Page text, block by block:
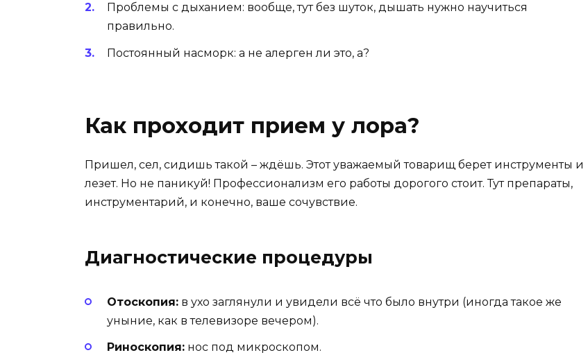
Проблемы с дыханием: вообще, тут без шуток, дышать нужно научиться
правильно.
Постоянный насморк: а не алерген ли это, а?
Как проходит прием у лора?
Пришел, сел, сидишь такой – ждёшь. Этот уважаемый товарищ берет инструменты и
лезет. Но не паникуй! Профессионализм его работы дорогого стоит. Тут препараты,
инструментарий, и конечно, ваше сочувствие.
Диагностические процедуры
Отоскопия: в ухо заглянули и увидели всё что было внутри (иногда такое же
уныние, как в телевизоре вечером).
Риноскопия: нос под микроскопом.